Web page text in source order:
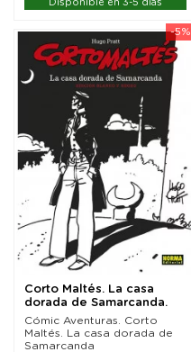
Disponible en 3-5 días
-5%
Corto Maltés. La casa
dorada de Samarcanda.
Edición en blanco...
Cómic Aventuras. Corto
Maltés. La casa dorada de
Samarcanda